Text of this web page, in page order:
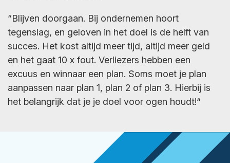
“Blijven doorgaan. Bij ondernemen hoort
tegenslag, en geloven in het doel is de helft van
succes. Het kost altijd meer tijd, altijd meer geld
en het gaat 10 x fout. Verliezers hebben een
excuus en winnaar een plan. Soms moet je plan
aanpassen naar plan 1, plan 2 of plan 3. Hierbij is
het belangrijk dat je je doel voor ogen houdt!“